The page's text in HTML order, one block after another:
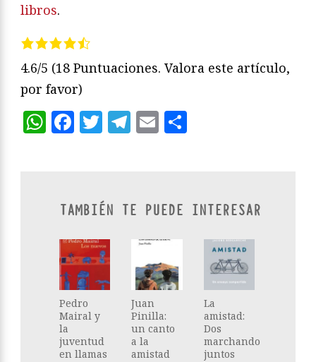
libros.
4.6/5 (18 Puntuaciones. Valora este artículo,
por favor)
WhatsApp
Facebook
Twitter
Telegram
Email
TAMBIÉN TE PUEDE INTERESAR
Pedro
Mairal y
la
juventud
en llamas
Juan
Pinilla:
un canto
a la
amistad
La
amistad:
Dos
marchando
juntos